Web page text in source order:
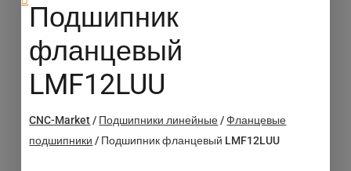
Подшипник
фланцевый
LMF12LUU
CNC-Market/ Подшипники линейные/Фланцевые
подшипники / Подшипник фланцевый LMF12LUU